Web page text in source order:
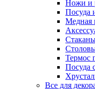
Ножи и
Посуда
Медная
Термос
Посуда
Все для